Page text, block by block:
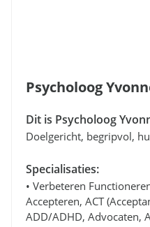
Psycholoog
Dit is Psycholoog
Doelgericht, begripvol,
Specialisaties:
• Verbeteren
Accepteren, ACT
ADD/ADHD, Advocaten,